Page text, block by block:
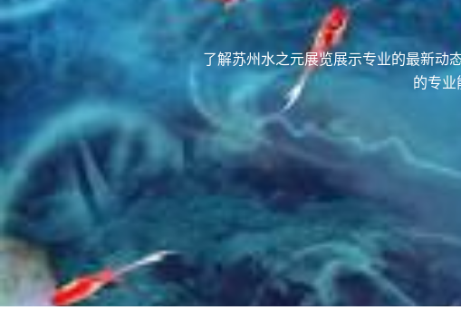
了解苏州水之元展览展示专业的最新动
的专业